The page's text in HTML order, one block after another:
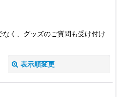
く、グッズのご質問も受け付け
表示順変更
閉じる